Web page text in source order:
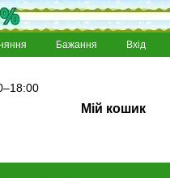
Бажання Вхід
Мій кошик